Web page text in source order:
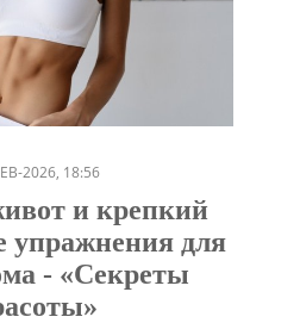
2026, 18:56
и крепкий
упражнения для
- «Секреты